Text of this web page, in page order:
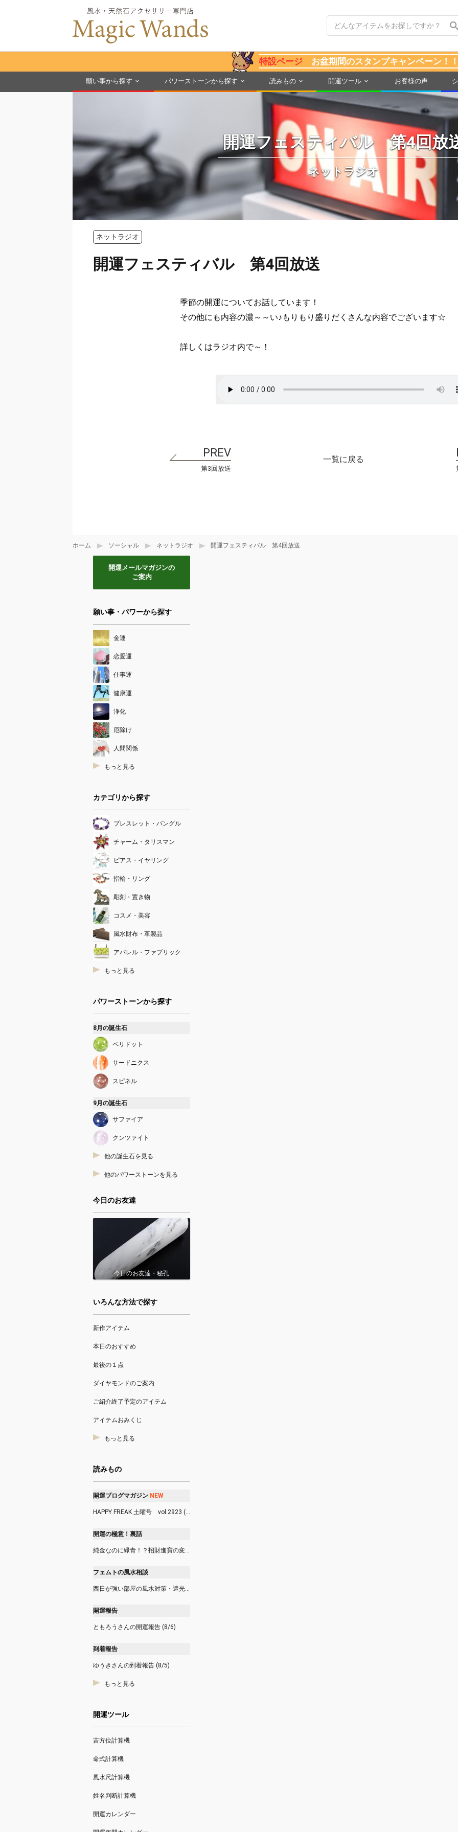
特設ページ お盆期間のスタンプキャンペーン！！
願い事から探す パワーストーンから探す 読みもの 開運ツール お客様の声
ホーム ソーシャル ネットラジオ 開運フェスティバル 第4回放送
開運フェスティバル 第4回放
ネットラジオ
ネットラジオ
開運フェスティバル 第4回放送
季節の開運についてお話しています！
その他にも内容の濃～～い♪もりもり盛りだくさんな内容でございます☆
第3回放送
一覧に戻る
開運メールマガジンの
ご案内
願い事・パワーから探す
金運
恋愛運
仕事運
健康運
浄化
厄除け
人間関係
もっと見る
カテゴリから探す
ブレスレット・バングル
チャーム・タリスマン
ピアス・イヤリング
指輪・リング
彫刻・置き物
コスメ・美容
風水財布・革製品
アパレル・ファブリック
もっと見る
パワーストーンから探す
8月の誕生石
ペリドット
サードニクス
スピネル
9月の誕生石
サファイア
クンツァイト
他の誕生石を見る
他のパワーストーンを見る
今日のお友達
今日のお友達・秘孔
いろんな方法で探す
新作アイテム
本日のおすすめ
最後の１点
ダイヤモンドのご案内
ご紹介終了予定のアイテム
アイテムおみくじ
もっと見る
読みもの
開運ブログマガジン N EW
HAPPY FREAK 土曜号 vol.2923 (8/8)
開運の極意！裏話
純金なのに緑青！？招財進寶の変色事件 (8/6)
フェムトの風水相談
西日が強い部屋の風水対策・遮光カーテンやシャッターは使っても良い？ (8/6)
開運報告
ともろうさんの開運報告 (8/6)
到着報告
ゆうきさんの到着報告 (8/5)
もっと見る
開運ツール
吉方位計算機
命式計算機
風水尺計算機
姓名判断計算機
開運カレンダー